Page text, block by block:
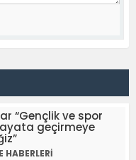
“Gençlik ve spor
geçirmeye
HABERLERİ